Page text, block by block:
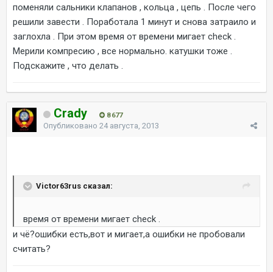
поменяли сальники клапанов , кольца , цепь . После чего
решили завести . Поработала 1 минут и снова затраило и
заглохла . При этом время от времени мигает check .
Мерили компресию , все нормально. катушки тоже .
Подскажите , что делать .
Crady 8 677
Опубликовано 24 августа, 2013
Victor63rus сказал:
время от времени мигает check .
и чё?ошибки есть,вот и мигает,а ошибки не пробовали
считать?